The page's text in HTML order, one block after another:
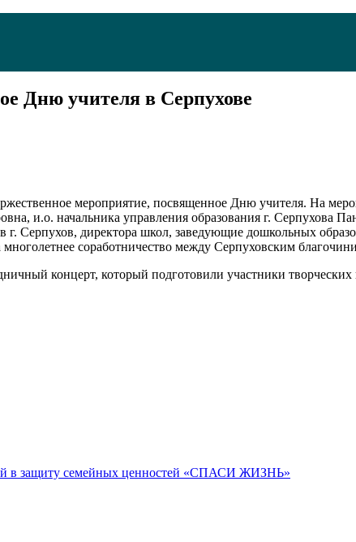
Дню учителя в Серпухове
мероприятие, посвященное Дню учителя. На
и.о. начальника управления образования г. Серпухова
г. Серпухов, директора школ, заведующие дошкольных
соработничество между Серпуховским
концерт, который подготовили участники
в защиту семейных ценностей «СПАСИ ЖИЗНЬ»